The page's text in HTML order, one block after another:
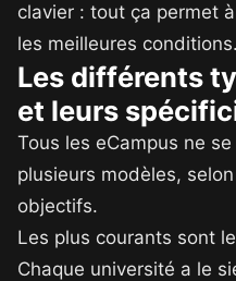
clavier : tout ça permet
les meilleures conditions.
Les différents
et leurs
Tous les eCampus ne
plusieurs modèles,
objectifs.
Les plus courants sont
Chaque université a le